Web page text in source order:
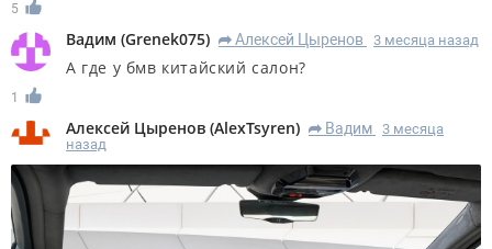
5
Вадим (Grenek075) R Алексей Цыренов 3 месяца назад
А где у бмв китайский салон?
1
Алексей Цыренов (AlexTsyren) R Вадим
3 месяца
назад